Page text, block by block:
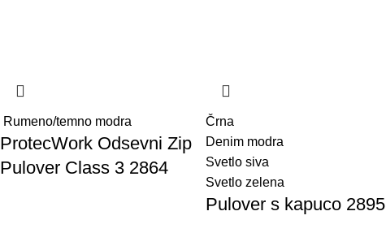
Rumeno/temno modra
ProtecWork Odsevni Zip
Pulover Class 3 2864
Črna
Denim modra
Svetlo siva
Svetlo zelena
Pulover s kapuco 2895